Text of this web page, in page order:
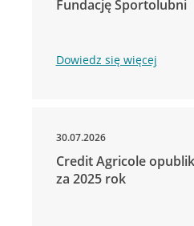
Fundację Sportolubni
Dowiedz się więcej
30.07.2026
Credit Agricole
za 2025 rok